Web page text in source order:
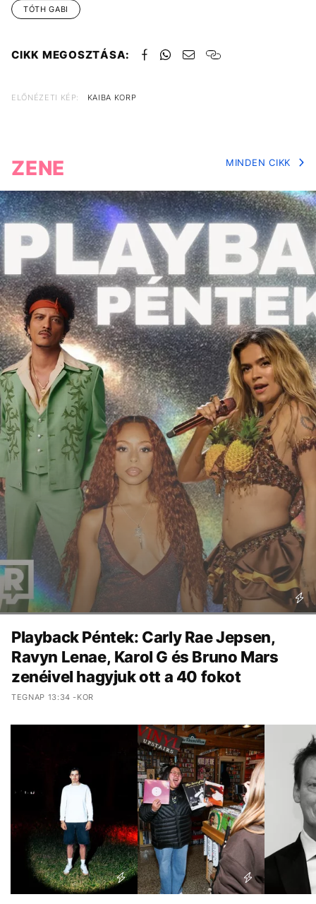
TÓTH GABI
CIKK MEGOSZTÁSA:
ELŐNÉZETI KÉP: KAIBA KORP
ZENE MINDEN CIKK
Playback Péntek: Carly Rae Jepsen,
Ravyn Lenae, Karol G és Bruno Mars
zenéivel hagyjuk ott a 40 fokot
TEGNAP 13:34 -KOR